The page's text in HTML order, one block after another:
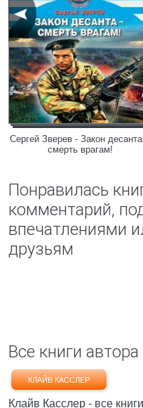
Сергей Зверев - Закон
смерть врагам!
Понравилась
комментарий,
впечатлениями
друзьям
Все книги
КЛАЙВ КАССЛЕР
Клайв Касслер - все